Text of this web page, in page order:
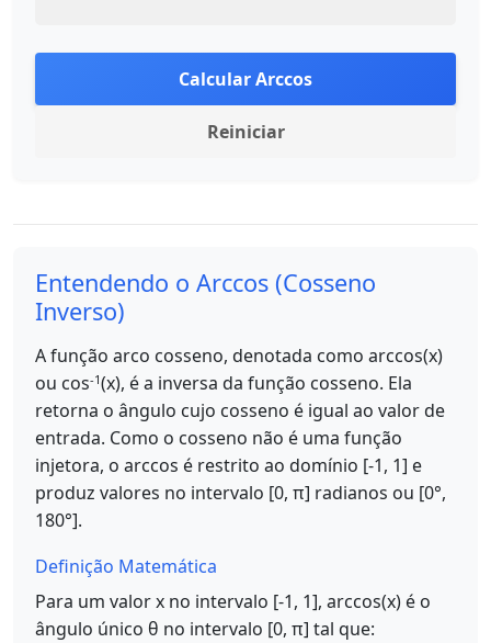
Calcular Arccos
Reiniciar
Entendendo o Arccos (Cosseno
Inverso)
A função arco cosseno, denotada como arccos(x)
ou cos-1(x), é a inversa da função cosseno. Ela
retorna o ângulo cujo cosseno é igual ao valor de
entrada. Como o cosseno não é uma função
injetora, o arccos é restrito ao domínio [-1, 1] e
produz valores no intervalo [0, π] radianos ou [0°,
180°].
Definição Matemática
Para um valor x no intervalo [-1, 1], arccos(x) é o
ângulo único θ no intervalo [0, π] tal que: